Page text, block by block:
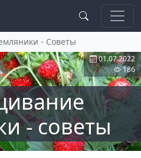
- Советы
- советы
01.07.2022
186